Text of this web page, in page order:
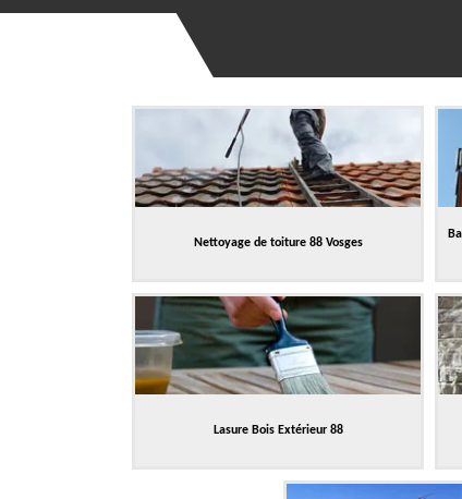
Nettoyage de toiture 88 Vosges
Lasure Bois Extérieur 88